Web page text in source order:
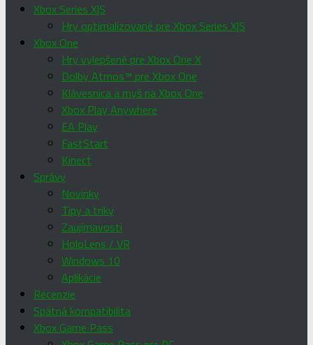
Xbox Series X|S
Hry optimalizované pre Xbox Series X|S
Xbox One
Hry vylepšené pre Xbox One X
Dolby Atmos™ pre Xbox One
Klávesnica a myš na Xbox One
Xbox Play Anywhere
EA Play
FastStart
Kinect
Správy
Novinky
Tipy a triky
Zaujímavosti
HoloLens / VR
Windows 10
Aplikácie
Recenzie
Spätná kompatibilita
Xbox Game Pass